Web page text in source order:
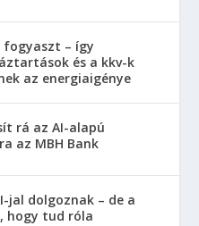
fogyaszt – így
és a kkv-k
az energiaigénye
rá az AI-alapú
az MBH Bank
jal dolgoznak – de a
hogy tud róla